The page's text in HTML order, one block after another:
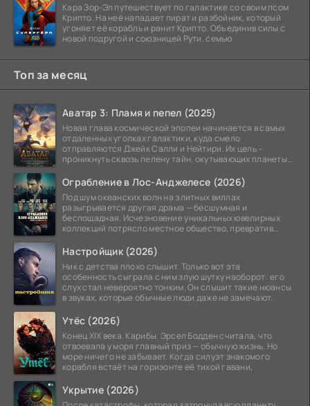
Кара Зор-Эл путешествует по галактике со своим псом
Крипто. На неё нападает пират и разбойник, который
угоняет её корабль и ранит Крипто. Объединив силы с
новой подругой и союзницей Рути, семью
Топ за месяц
Аватар 3: Пламя и пепел (2025)
Новая глава космической эпопеи начинается в самых
отдаленных уголках галактики, куда смело
отправляются Джейк Салли и Нейтири. Их цель –
проникнуть сквозь пелену тайн, окутывающих планеты
Ограбление в Лос-Анджелесе (2026)
Под шум океанских волн на элитных виллах
разыгрывается другая драма — бесшумная и
беспощадная. Исчезновение уникальных ювелирных
коллекций потрясло местное общество, превратив
Настройщик (2026)
Ник с детства плохо слышит. Только вот эта
особенность сыграла с ним злую шутку наоборот: его
слух стал невероятно тонким. Он слышит такие нюансы
в звуках, которые обычные люди даже не замечают.
Утёс (2026)
Конец XIX века. Карибы. Эрсел Бодден считала, что
отвоевала у моря главный приз — обычную жизнь. Но
море ничего не забывает. Когда силуэт знакомого
корабля встаёт на горизонте её тихой гавани,
Укрытие (2026)